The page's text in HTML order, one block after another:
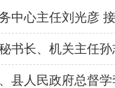
中心主任刘光彦
书长、机关主任
县人民政府总督